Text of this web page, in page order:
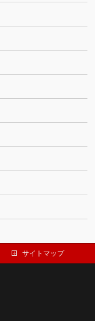
サイトマップ